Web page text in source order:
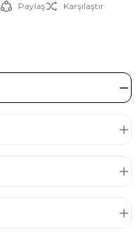
Paylaş Karşılaştır